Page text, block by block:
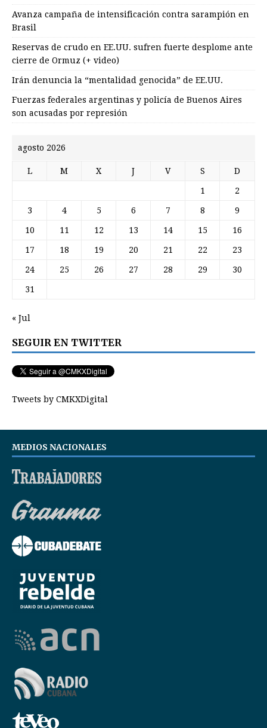
Avanza campaña de intensificación contra sarampión en
Brasil
Reservas de crudo en EE.UU. sufren fuerte desplome ante
cierre de Ormuz (+ video)
Irán denuncia la “mentalidad genocida” de EE.UU.
Fuerzas federales argentinas y policía de Buenos Aires
son acusadas por represión
agosto 2026
L M X J V S D
1 2
3 4 5 6 7 8 9
10 11 12 13 14 15 16
17 18 19 20 21 22 23
24 25 26 27 28 29 30
31
« Jul
SEGUIR EN TWITTER
Tweets by CMKXDigital
MEDIOS NACIONALES